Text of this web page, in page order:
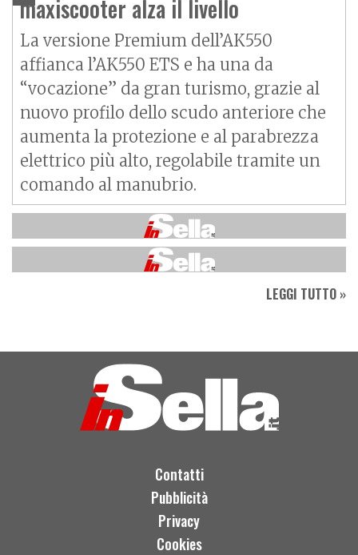
maxiscooter alza il livello
La versione Premium dell’AK550
affianca l’AK550 ETS e ha una da
“vocazione” da gran turismo, grazie al
nuovo profilo dello scudo anteriore che
aumenta la protezione e al parabrezza
elettrico più alto, regolabile tramite un
comando al manubrio.
LEGGI TUTTO »
Contatti
Pubblicità
Privacy
Cookies